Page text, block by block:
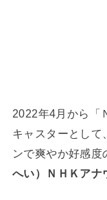
2022年4月から「
キャスターとして
ンで爽やか好感度
へい）ＮＨＫアナ